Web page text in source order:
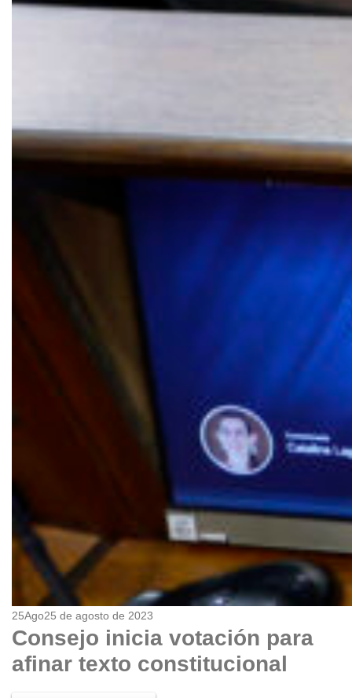
25Ago25 de agosto de 2023
Consejo inicia votación para
afinar texto constitucional